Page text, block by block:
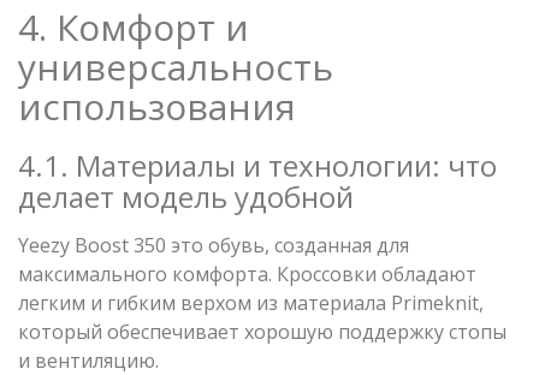
4. Комфорт и
универсальность
использования
4.1. Материалы и технологии: что
делает модель удобной
Yeezy Boost 350 это обувь, созданная для
максимального комфорта. Кроссовки обладают
легким и гибким верхом из материала Primeknit,
который обеспечивает хорошую поддержку стопы
и вентиляцию.